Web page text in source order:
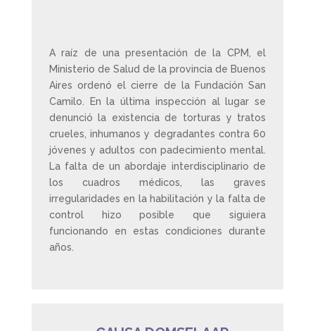
A raíz de una presentación de la CPM, el
Ministerio de Salud de la provincia de Buenos
Aires ordenó el cierre de la Fundación San
Camilo. En la última inspección al lugar se
denunció la existencia de torturas y tratos
crueles, inhumanos y degradantes contra 60
jóvenes y adultos con padecimiento mental.
La falta de un abordaje interdisciplinario de
los cuadros médicos, las graves
irregularidades en la habilitación y la falta de
control hizo posible que siguiera
funcionando en estas condiciones durante
años.